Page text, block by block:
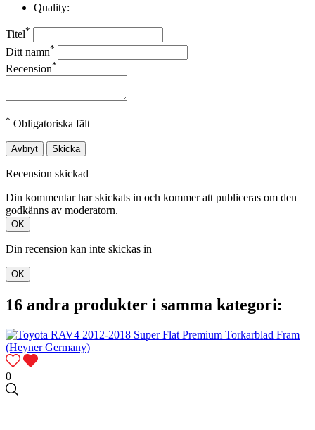
Quality:
Titel*
Ditt namn*
Recension*
* Obligatoriska fält
Avbryt Skicka
Recension skickad
Din kommentar har skickats in och kommer att publiceras om den
godkänns av moderatorn.
OK
Din recension kan inte skickas in
OK
16 andra produkter i samma kategori:
0